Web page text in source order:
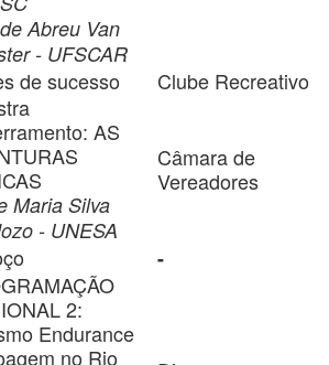
Abreu Van
- UFSCAR
de sucesso Clube Recreativo
AS
Maria Silva
- UNESA
Câmara de
Vereadores
-
2:
Endurance
no Rio